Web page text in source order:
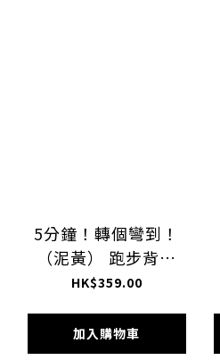
5分鐘！轉個彎到！
（泥黃） 跑步背心
（女裝）
HK$359.00
加入購物車